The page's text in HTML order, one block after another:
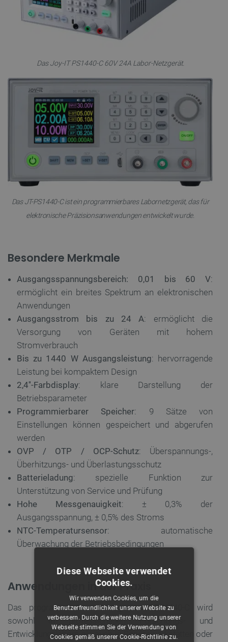
Das Joy-IT PS1440-C 60V 24A Labor-Netzgerät.
Das JT-PS1440-C ist ein programmierbares Labornetzgerät, das für
elektronische Präzisionsanwendungen entwickelt wurde.
Besondere Merkmale
Ausgangsspannungsbereich: 0,01 bis 60 V:
ermöglicht ein breites Spektrum an elektronischen
Anwendungen
Ausgangsstrom bis zu 24 A: ermöglicht die
Versorgung von Geräten mit hohem
Stromverbrauch
Bis zu 1440 W Ausgangsleistung: hervorragende
Leistung bei kompaktem Design
2,4''-Farbdisplay: klare Darstellung der
Betriebsparameter
Programmierbarer Speicher: 9 Sätze von
Einstellungen können gespeichert und abgerufen
werden
OVP / OTP / OCP-Schutz: Überspannungs-,
Überhitzungs- und Überlastungsschutz
Batterieladung: spezielle Funktion zur
Unterstützung von Service und Prüfung
Hohe Messgenauigkeit: ± 0,3% der
Ausgangsspannung, ± 0,5% des Stroms
NTC-Temperatursensor: automatische
Überwachung der Betriebsbedingungen
Anwendungen in der Praxis
Das programmierbare Netzgerät JT-PS1440-C wird
sowohl in professionellen Forschungs- und
Entwicklungslabors als auch in Servicewerkstätten oder
Diese Webseite verwendet
Cookies.
Wir verwenden Cookies, um die
Benutzerfreundlichkeit unserer Website zu
verbessern. Durch die weitere Nutzung unserer
Webseite stimmen Sie der Verwendung von
Cookies gemäß unserer Cookie-Richtlinie zu.